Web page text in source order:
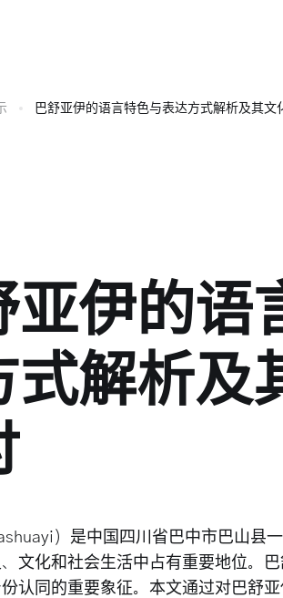
巴舒亚伊的语言特色与表达方式解析及其文
亚伊的语
式解析及
）是中国四川省巴中市巴山县
文化和社会生活中占有重要地位。
认同的重要象征。本文通过对巴舒